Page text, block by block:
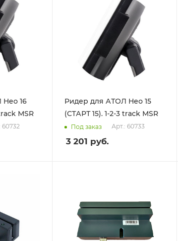
16
MSR
60732
Ридер для АТОЛ Нео 15
(СТАРТ 15). 1-2-3 track MSR
Под заказ Арт.: 60733
3 201 руб.